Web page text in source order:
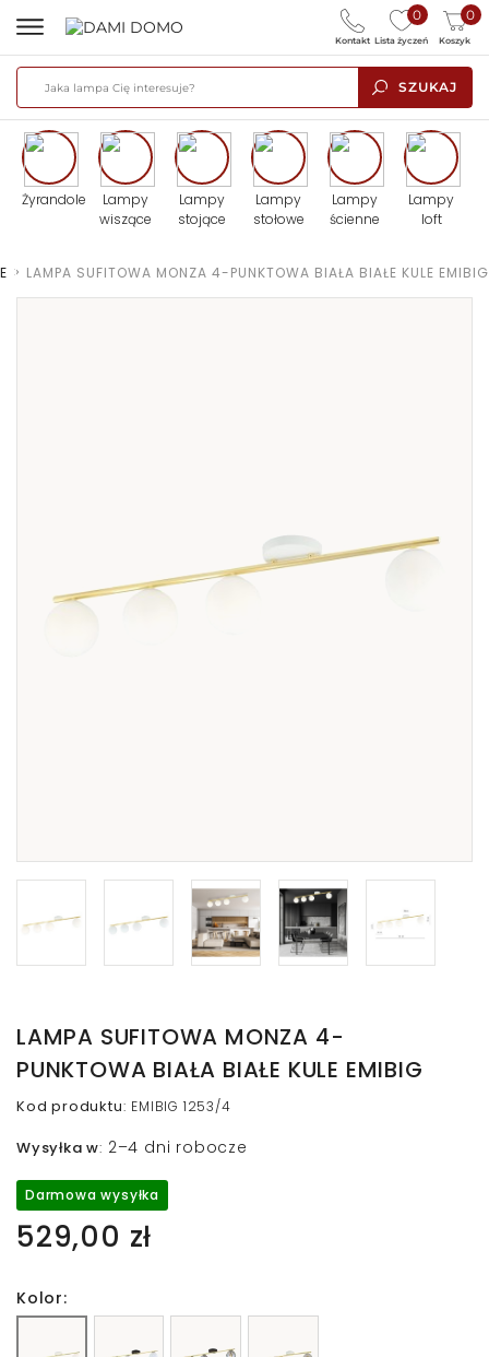
SZUKAJ
0
Lista życzeń
0
Koszyk
Kontakt
Żyrandole
Lampy
wiszące
Lampy
stojące
Lampy
stołowe
Lampy
ścienne
Lampy
loft
> LAMPA SUFITOWA MONZA 4-PUNKTOWA BIAŁA BIAŁE KULE EMIBIG
LAMPA SUFITOWA MONZA 4-
PUNKTOWA BIAŁA BIAŁE KULE EMIBIG
Kod produktu: EMIBIG 1253/4
Wysyłka w: 2–4 dni robocze
Darmowa wysyłka
529,00 zł
Kolor: